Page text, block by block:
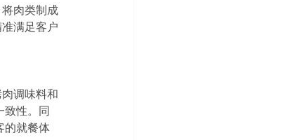
肉类制成
满足客户
调味料和
致性。同
的就餐体